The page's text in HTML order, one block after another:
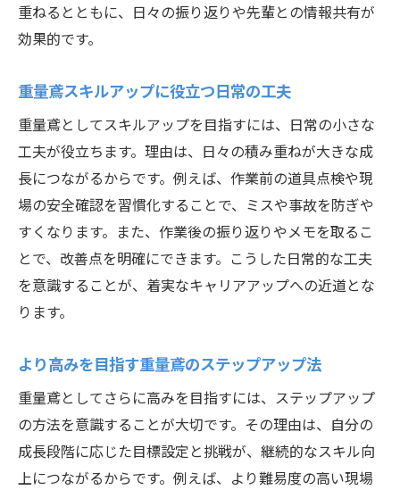
重ねるとともに、日々の振り返りや先輩との情報共有が
効果的です。
重量鳶スキルアップに役立つ日常の工夫
重量鳶としてスキルアップを目指すには、日常の小さな
工夫が役立ちます。理由は、日々の積み重ねが大きな成
長につながるからです。例えば、作業前の道具点検や現
場の安全確認を習慣化することで、ミスや事故を防ぎや
すくなります。また、作業後の振り返りやメモを取るこ
とで、改善点を明確にできます。こうした日常的な工夫
を意識することが、着実なキャリアアップへの近道とな
ります。
より高みを目指す重量鳶のステップアップ法
重量鳶としてさらに高みを目指すには、ステップアップ
の方法を意識することが大切です。その理由は、自分の
成長段階に応じた目標設定と挑戦が、継続的なスキル向
上につながるからです。例えば、より難易度の高い現場